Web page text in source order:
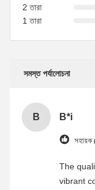
2 তারা
1 তারা
সমস্ত পর্যালোচনা
B B*i
The
vibrant